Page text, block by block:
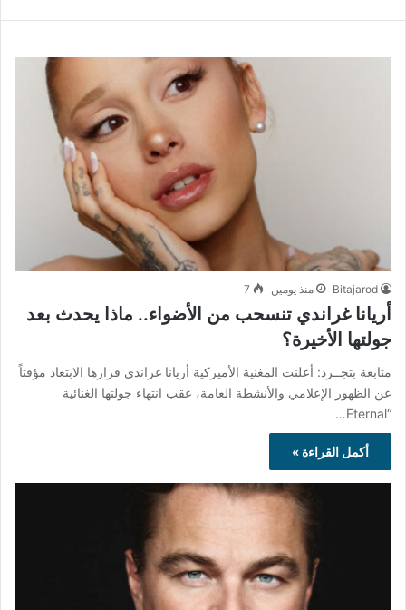
Bitajarod منذ يومين 7
أريانا غراندي تنسحب من الأضواء.. ماذا يحدث بعد
جولتها الأخيرة؟
متابعة بتجــرد: أعلنت المغنية الأميركية أريانا غراندي قرارها الابتعاد مؤقتاً
عن الظهور الإعلامي والأنشطة العامة، عقب انتهاء جولتها الغنائية
“Eternal…
أكمل القراءة »